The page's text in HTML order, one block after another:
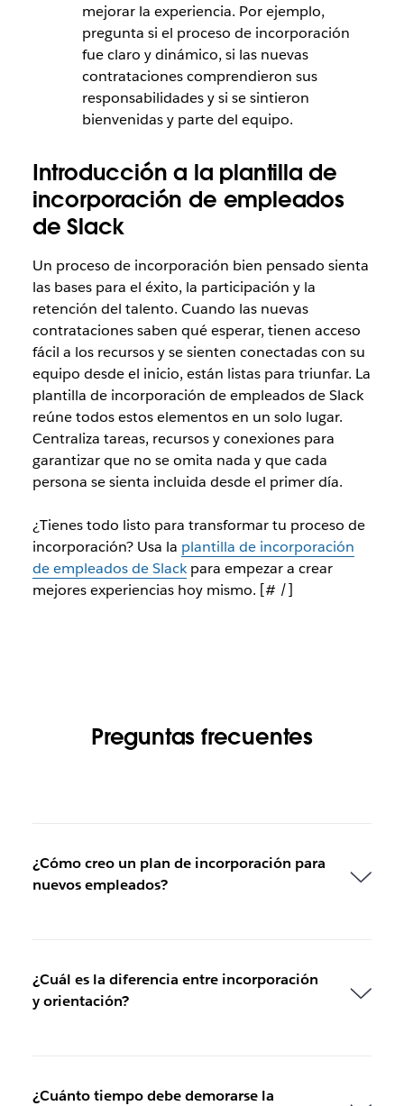
mejorar la experiencia. Por ejemplo,
pregunta si el proceso de incorporación
fue claro y dinámico, si las nuevas
contrataciones comprendieron sus
responsabilidades y si se sintieron
bienvenidas y parte del equipo.
Introducción a la plantilla de
incorporación de empleados
de Slack
Un proceso de incorporación bien pensado sienta
las bases para el éxito, la participación y la
retención del talento. Cuando las nuevas
contrataciones saben qué esperar, tienen acceso
fácil a los recursos y se sienten conectadas con su
equipo desde el inicio, están listas para triunfar. La
plantilla de incorporación de empleados de Slack
reúne todos estos elementos en un solo lugar.
Centraliza tareas, recursos y conexiones para
garantizar que no se omita nada y que cada
persona se sienta incluida desde el primer día.
¿Tienes todo listo para transformar tu proceso de
incorporación? Usa la plantilla de incorporación
de empleados de Slackpara empezar a crear
mejores experiencias hoy mismo. [# /]
Preguntas frecuentes
¿Cómo creo un plan de incorporación para
nuevos empleados?
¿Cuál es la diferencia entre incorporación
y orientación?
¿Cuánto tiempo debe demorarse la